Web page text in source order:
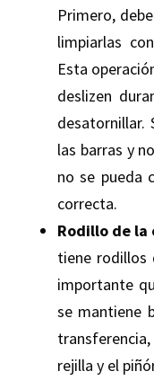
Primero,
limpiarlas
Esta
deslizen
desatornillar.
las barras y
no se pueda
correcta.
Rodillo de la
tiene rodillos
importante
se mantiene
rejilla y el